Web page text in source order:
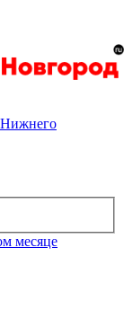
Нижнего
месяце